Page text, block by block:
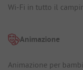
Wi-Fi in tutto il
Animazione
Animazione per